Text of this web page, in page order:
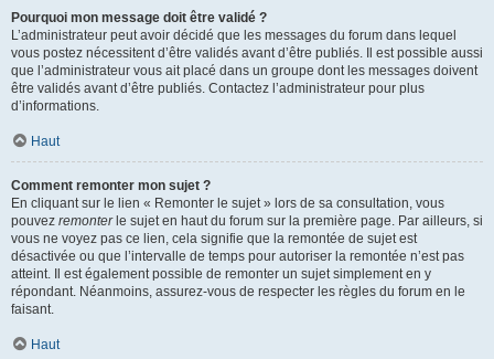
Pourquoi mon message doit être validé ?
L’administrateur peut avoir décidé que les messages du forum dans lequel
vous postez nécessitent d’être validés avant d’être publiés. Il est possible aussi
que l’administrateur vous ait placé dans un groupe dont les messages doivent
être validés avant d’être publiés. Contactez l’administrateur pour plus
d’informations.
Haut
Comment remonter mon sujet ?
En cliquant sur le lien « Remonter le sujet » lors de sa consultation, vous
pouvez remonterle sujet en haut du forum sur la première page. Par ailleurs, si
vous ne voyez pas ce lien, cela signifie que la remontée de sujet est
désactivée ou que l’intervalle de temps pour autoriser la remontée n’est pas
atteint. Il est également possible de remonter un sujet simplement en y
répondant. Néanmoins, assurez-vous de respecter les règles du forum en le
faisant.
Haut